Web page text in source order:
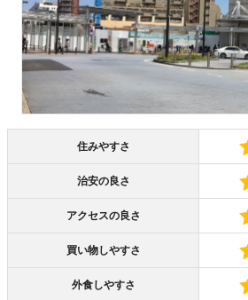
住みやすさ
治安の良さ
アクセスの良さ
買い物しやすさ
外食しやすさ